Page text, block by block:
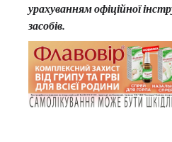
урахуванням офіційної
засобів.